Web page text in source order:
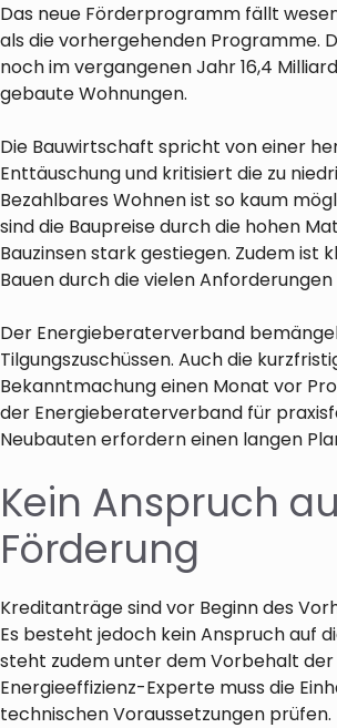
Das neue Förderprogramm fällt
als die vorhergehenden Programme.
noch im vergangenen Jahr 16,4
gebaute Wohnungen.
Die Bauwirtschaft spricht von einer
Enttäuschung und kritisiert die zu
Bezahlbares Wohnen ist so kaum
sind die Baupreise durch die hohen
Bauzinsen stark gestiegen. Zudem ist
Bauen durch die vielen
Der Energieberaterverband
Tilgungszuschüssen. Auch die
Bekanntmachung einen Monat vor
der Energieberaterverband für
Neubauten erfordern einen langen
Kein Anspruch
Förderung
Kreditanträge sind vor Beginn des
Es besteht jedoch kein Anspruch auf
steht zudem unter dem Vorbehalt der
Energieeffizienz-Experte muss die
technischen Voraussetzungen prüfen.